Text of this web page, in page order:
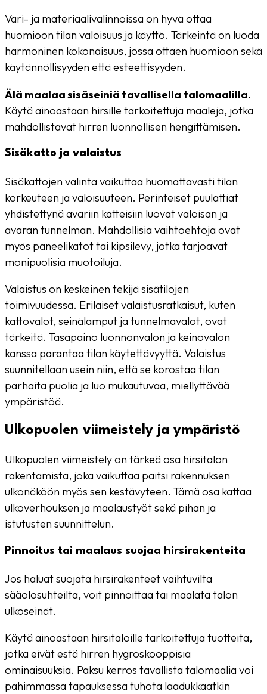
Väri- ja materiaalivalinnoissa on hyvä ottaa
huomioon tilan valoisuus ja käyttö. Tärkeintä on luoda
harmoninen kokonaisuus, jossa ottaen huomioon sekä
käytännöllisyyden että esteettisyyden.
Älä maalaa sisäseiniä tavallisella talomaalilla.
Käytä ainoastaan hirsille tarkoitettuja maaleja, jotka
mahdollistavat hirren luonnollisen hengittämisen.
Sisäkatto ja valaistus
Sisäkattojen valinta vaikuttaa huomattavasti tilan
korkeuteen ja valoisuuteen. Perinteiset puulattiat
yhdistettynä avariin katteisiin luovat valoisan ja
avaran tunnelman. Mahdollisia vaihtoehtoja ovat
myös paneelikatot tai kipsilevy, jotka tarjoavat
monipuolisia muotoiluja.
Valaistus on keskeinen tekijä sisätilojen
toimivuudessa. Erilaiset valaistusratkaisut, kuten
kattovalot, seinälamput ja tunnelmavalot, ovat
tärkeitä. Tasapaino luonnonvalon ja keinovalon
kanssa parantaa tilan käytettävyyttä. Valaistus
suunnitellaan usein niin, että se korostaa tilan
parhaita puolia ja luo mukautuvaa, miellyttävää
ympäristöä.
Ulkopuolen viimeistely ja ympäristö
Ulkopuolen viimeistely on tärkeä osa hirsitalon
rakentamista, joka vaikuttaa paitsi rakennuksen
ulkonäköön myös sen kestävyteen. Tämä osa kattaa
ulkoverhouksen ja maalaustyöt sekä pihan ja
istutusten suunnittelun.
Pinnoitus tai maalaus suojaa hirsirakenteita
Jos haluat suojata hirsirakenteet vaihtuvilta
sääolosuhteilta, voit pinnoittaa tai maalata talon
ulkoseinät.
Käytä ainoastaan hirsitaloille tarkoitettuja tuotteita,
jotka eivät estä hirren hygroskooppisia
ominaisuuksia. Paksu kerros tavallista talomaalia voi
pahimmassa tapauksessa tuhota laadukkaatkin